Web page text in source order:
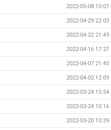
2022-05-08 10:07
2022-04-29 22:03
2022-04-22 21:49
2022-04-16 17:27
2022-04-07 21:45
2022-04-02 12:09
2022-03-24 15:54
2022-03-24 10:16
2022-03-20 10:39